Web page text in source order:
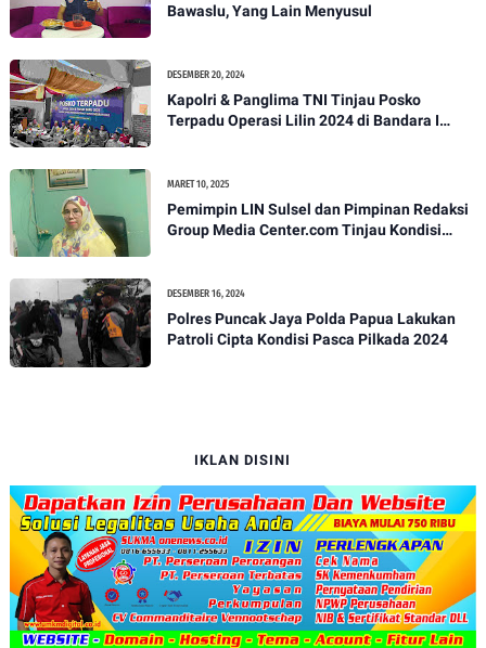
Bawaslu, Yang Lain Menyusul
DESEMBER 20, 2024
Kapolri & Panglima TNI Tinjau Posko
Terpadu Operasi Lilin 2024 di Bandara I
MARET 10, 2025
Pemimpin LIN Sulsel dan Pimpinan Redaksi
Group Media Center.com Tinjau Kondisi
DESEMBER 16, 2024
Polres Puncak Jaya Polda Papua Lakukan
Patroli Cipta Kondisi Pasca Pilkada 2024
IKLAN DISINI